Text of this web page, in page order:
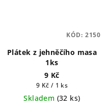
Plátek z jehněčího masa
1ks
9 Kč
Měrná
cena:
9 Kč / 1 ks
Skladem (32 ks)
KÓD: 2150